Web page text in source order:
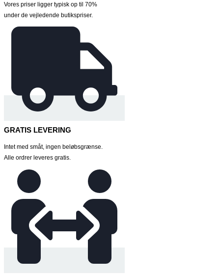
Vores priser ligger typisk op til 70%
under de vejledende butikspriser.
GRATIS LEVERING
Intet med småt, ingen beløbsgrænse.
Alle ordrer leveres gratis.